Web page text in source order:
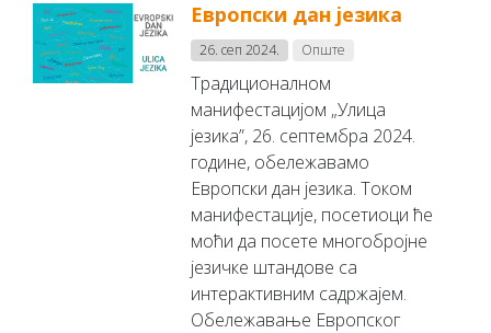
Европски дан језика
26. сеп 2024. Опште
Традиционалном
манифестацијом „Улица
језика”, 26. септембра 2024.
године, обележавамо
Европски дан језика. Током
манифестације, посетиоци ће
моћи да посете многобројне
језичке штандове са
интерактивним садржајем.
Обележавање Европског